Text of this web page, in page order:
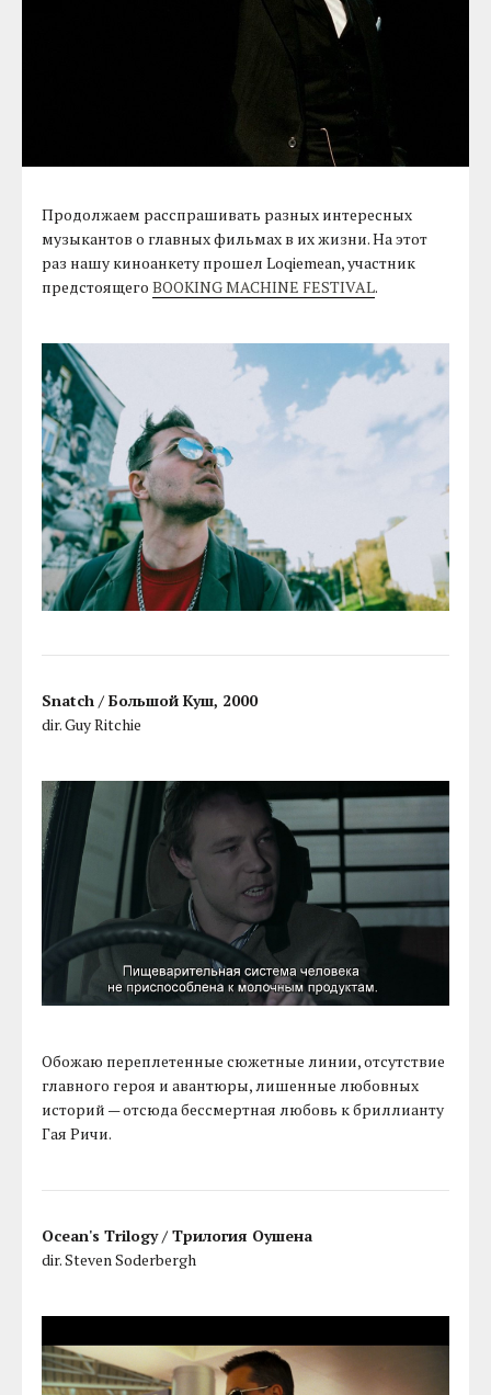
Продолжаем расспрашивать разных интересных
музыкантов о главных фильмах в их жизни. На этот
раз нашу киноанкету прошел Loqiemean, участник
предстоящегоBOOKING MACHINE FESTIVAL.
Snatch / Большой Куш, 2000
dir. Guy Ritchie
Обожаю переплетенные сюжетные линии, отсутствие
главного героя и авантюры, лишенные любовных
историй — отсюда бессмертная любовь к бриллианту
Гая Ричи.
Ocean's Trilogy / Трилогия Оушена
dir. Steven Soderbergh